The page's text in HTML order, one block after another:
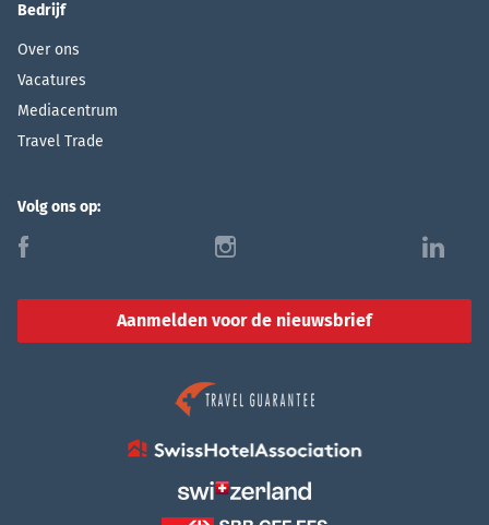
Bedrijf
Over ons
Vacatures
Mediacentrum
Travel Trade
Volg ons op:
f i l
Aanmelden voor de nieuwsbrief